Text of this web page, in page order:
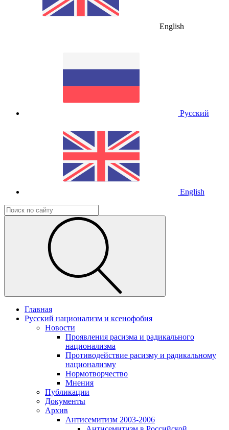
English
Русский
English
Главная
Русский национализм и ксенофобия
Новости
Проявления расизма и радикального
национализма
Противодействие расизму и радикальному
национализму
Нормотворчество
Мнения
Публикации
Документы
Архив
Антисемитизм 2003-2006